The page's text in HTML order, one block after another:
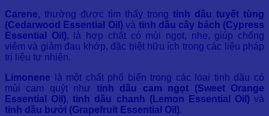
Carene, thường được tìm thấy trong tinh dầu tuyết tùng
(Cedarwood Essential Oil)và tinh dầu cây bách (Cypress
Essential Oil), là hợp chất có mùi ngọt, nhẹ, giúp chống
viêm và giảm đau khớp, đặc biệt hữu ích trong các liệu pháp
trị liệu tự nhiên.
Limonene là một chất phổ biến trong các loại tinh dầu có
mùi cam quýt như tinh dầu cam ngọt (Sweet Orange
Essential Oil),tinh dầu chanh (Lemon Essential Oil)và
tinh dầu bưởi (Grapefruit Essential Oil).